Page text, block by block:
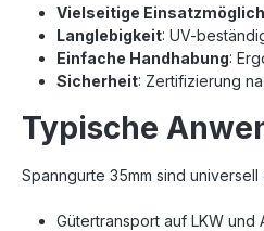
Vielseitige
Langlebigkeit: UV-
Einfache Handhabung:
Sicherheit: Zertifizierung
Typische
Spanngurte 35mm sind
Gütertransport auf LKW und